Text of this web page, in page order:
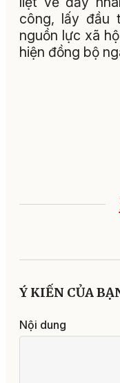
công, lấy đầu
nguồn lực xã
hiện đồng bộ
Ý KIẾN CỦA
Nội dung